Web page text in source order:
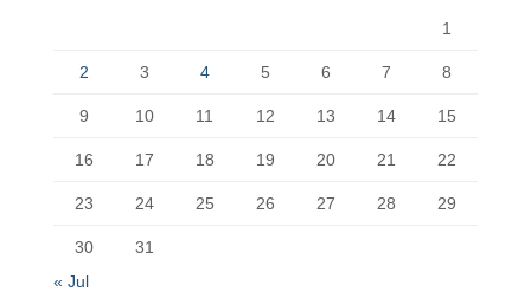
1
2 3 4 5 6 7 8
9 10 11 12 13 14 15
16 17 18 19 20 21 22
23 24 25 26 27 28 29
30
31
« Jul